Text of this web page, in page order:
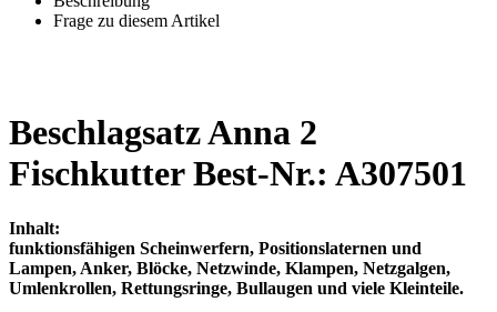
Frage zu diesem Artikel
Beschlagsatz Anna 2
Fischkutter Best-Nr.: A307501
Inhalt:
funktionsfähigen Scheinwerfern, Positionslaternen und
Lampen, Anker, Blöcke, Netzwinde, Klampen, Netzgalgen,
Umlenkrollen, Rettungsringe, Bullaugen und viele Kleinteile.